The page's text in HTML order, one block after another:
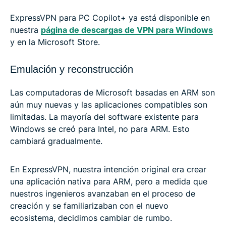
ExpressVPN para PC Copilot+ ya está disponible en
nuestra página de descargas de VPN para Windows
y en la Microsoft Store.
Emulación y reconstrucción
Las computadoras de Microsoft basadas en ARM son
aún muy nuevas y las aplicaciones compatibles son
limitadas. La mayoría del software existente para
Windows se creó para Intel, no para ARM. Esto
cambiará gradualmente.
En ExpressVPN, nuestra intención original era crear
una aplicación nativa para ARM, pero a medida que
nuestros ingenieros avanzaban en el proceso de
creación y se familiarizaban con el nuevo
ecosistema, decidimos cambiar de rumbo.